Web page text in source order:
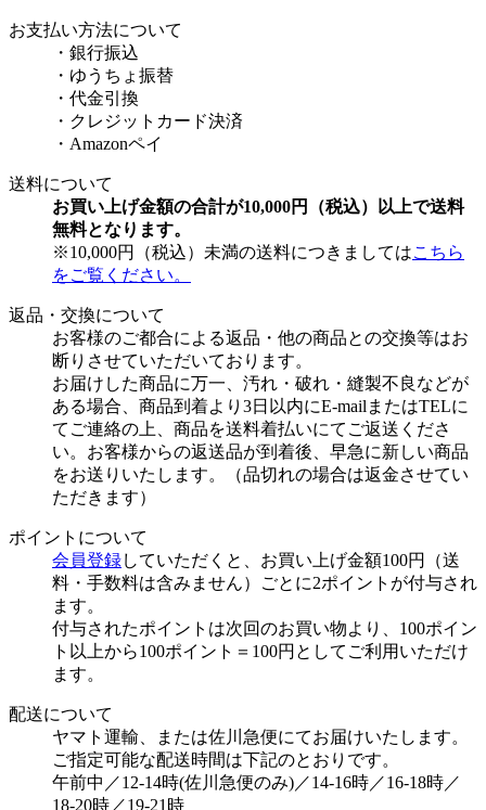
お支払い方法について
・銀行振込
・ゆうちょ振替
・代金引換
・クレジットカード決済
・Amazonペイ
送料について
お買い上げ金額の合計が10,000円（税込）以上で送料
無料となります。
※10,000円（税込）未満の送料につきましてはこちら
をご覧ください。
返品・交換について
お客様のご都合による返品・他の商品との交換等はお
断りさせていただいております。
お届けした商品に万一、汚れ・破れ・縫製不良などが
ある場合、商品到着より3日以内にE-mailまたはTELに
てご連絡の上、商品を送料着払いにてご返送くださ
い。お客様からの返送品が到着後、早急に新しい商品
をお送りいたします。（品切れの場合は返金させてい
ただきます）
ポイントについて
会員登録していただくと、お買い上げ金額100円（送
料・手数料は含みません）ごとに2ポイントが付与され
ます。
付与されたポイントは次回のお買い物より、100ポイン
ト以上から100ポイント＝100円としてご利用いただけ
ます。
配送について
ヤマト運輸、または佐川急便にてお届けいたします。
ご指定可能な配送時間は下記のとおりです。
午前中／12-14時(佐川急便のみ)／14-16時／16-18時／
18-20時／19-21時